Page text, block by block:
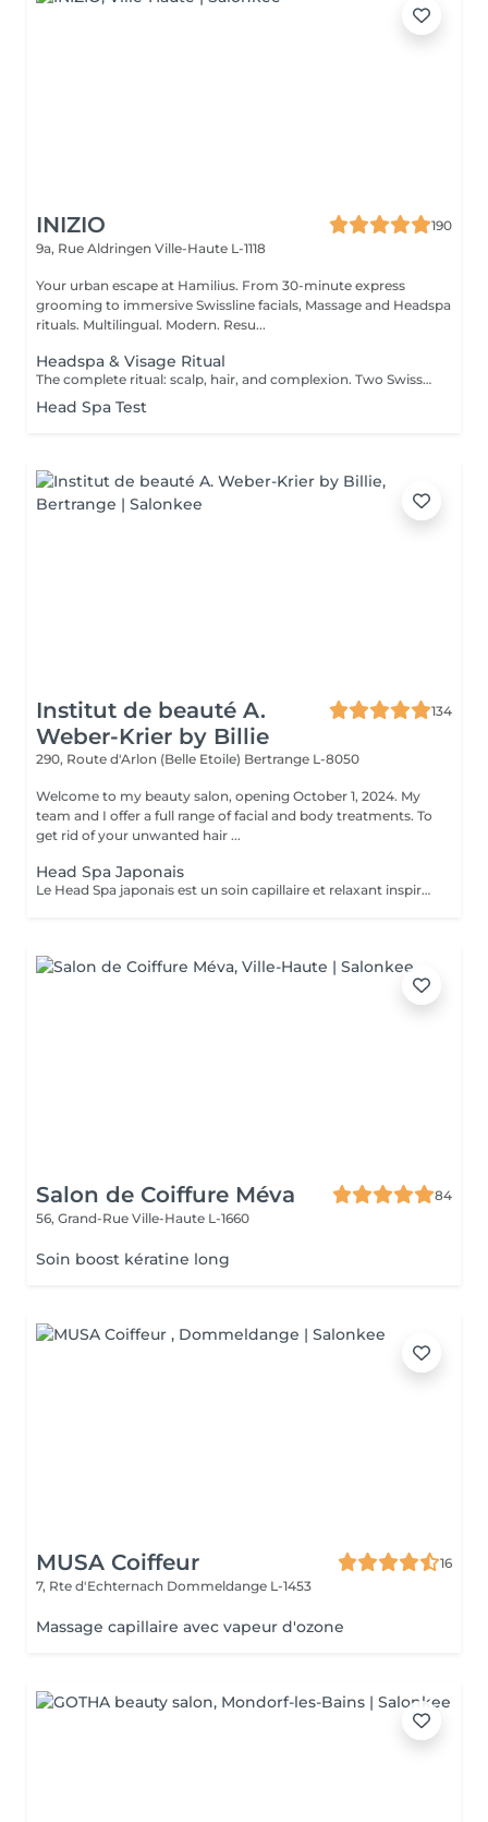
INIZIO
190
9a, Rue Aldringen Ville-Haute L-1118
Your urban escape at Hamilius. From 30-minute express
grooming to immersive Swissline facials, Massage and Headspa
rituals. Multilingual. Modern. Resu...
Headspa & Visage Ritual
The complete ritual: scalp, hair, and complexion. Two Swiss-Italian signatures, one private room. Two hours of complete wellness, weaving together our two signature rituals in the same private treatment room. The session opens with the full 90-minute headspa personalised scalp diagnosis, four-step protocol with Hylis, the Italian professional haircare brand crafted in Treviso followed by a tailored facial with Swissline, the Swiss skincare house founded in 1989 and celebrated worldwide for its collagen-based, skin-longevity formulas, available exclusively at Inizio in Luxembourg. Two scientific traditions, two exclusive collaborations, one continuous moment of restoration. Closed with a refined blow-dry and brushing. Our most complete wellness experience, for those who want to step out of the day entirely. Included: full Hylis headspa ritual, personalised Swissline facial, blow-dry and brushing.
Head Spa Test
Institut de beauté A.
Weber-Krier by Billie
134
290, Route d'Arlon (Belle Etoile) Bertrange L-8050
Welcome to my beauty salon, opening October 1, 2024. My
team and I offer a full range of facial and body treatments. To
get rid of your unwanted hair ...
Head Spa Japonais
Le Head Spa japonais est un soin capillaire et relaxant inspiré des rituels de bien-être japonais. Alliant techniques de massage du cuir chevelu, soins purifiants et hydratants, il cible à la fois la santé des cheveux et l'apaisement de l'esprit. Grâce à des mouvements précis et à des produits naturels, ce rituel libère les tensions, améliore la circulation sanguine et stimule la croissance capillaire. Idéal pour ceux qui recherchent un moment de détente profonde et des cheveux revitalisés, le Head Spa japonais apporte fraîcheur, équilibre et éclat des racines aux pointes.
Salon de Coiffure Méva
84
56, Grand-Rue Ville-Haute L-1660
Soin boost kératine long
MUSA Coiffeur
16
7, Rte d'Echternach Dommeldange L-1453
Massage capillaire avec vapeur d'ozone